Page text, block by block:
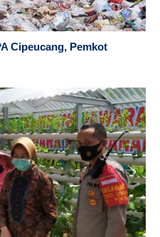
Cipeucang, Pemkot